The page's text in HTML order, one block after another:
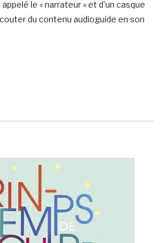
le « narrateur » et d’un casque
du contenu audioguide en son